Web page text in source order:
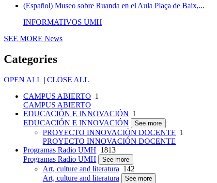
(Español) Museo sobre Ruanda en el Aula Plaça de Baix,...
INFORMATIVOS UMH
SEE MORE News
Categories
OPEN ALL | CLOSE ALL
CAMPUS ABIERTO 1
CAMPUS ABIERTO
EDUCACIÓN E INNOVACIÓN 1
EDUCACIÓN E INNOVACIÓN
See more
PROYECTO INNOVACIÓN DOCENTE 1
PROYECTO INNOVACIÓN DOCENTE
Programas Radio UMH 1813
Programas Radio UMH
See more
Art, culture and literatura 142
Art, culture and literatura
See more